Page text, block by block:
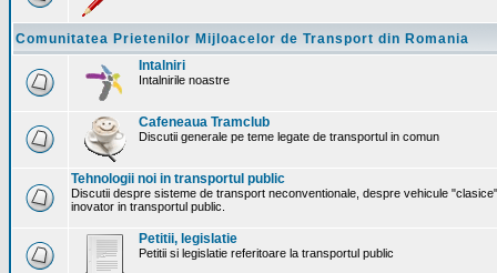
Comunitatea Prietenilor Mijloacelor de Transport din Romania
Intalniri
Intalnirile noastre
Cafeneaua Tramclub
Discutii generale pe teme legate de transportul in comun
Tehnologii noi in transportul public
Discutii despre sisteme de transport neconventionale, despre vehicule
inovator in transportul public.
Petitii, legislatie
Petitii si legislatie referitoare la transportul public